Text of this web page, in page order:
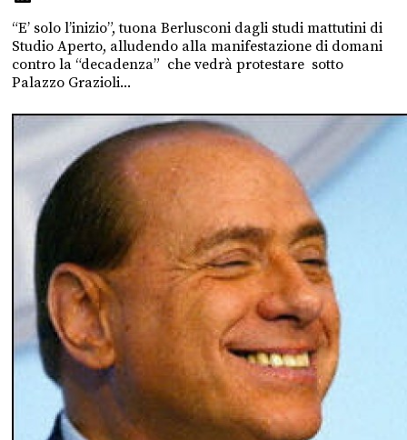
“E’ solo l’inizio”, tuona Berlusconi dagli studi mattutini di
Studio Aperto, alludendo alla manifestazione di domani
contro la “decadenza” che vedrà protestare sotto
Palazzo Grazioli...